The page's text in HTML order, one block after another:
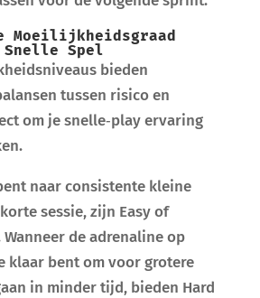
Moeilijkheidsgraad
Spel
bieden
tussen risico en
om je snelle‑play ervaring
naar consistente kleine
sessie, zijn Easy of
de adrenaline op
klaar bent om voor grotere
in minder tijd, bieden Hard